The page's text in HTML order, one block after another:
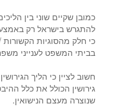
כמובן שקיים שוני בין
להתגרש בישראל רק
כי חלק מהסוגיות הקשורות
בביתי המשפט לענייני
חשוב לציין כי הליך
גירושין הכולל את כלל
שנוצרה מעצם הנישואין.